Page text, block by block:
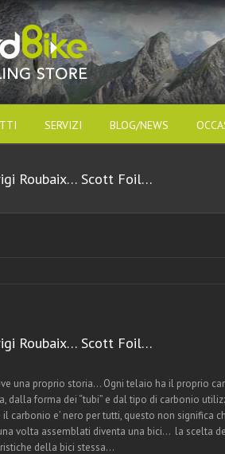
SERVIZI BLOG/NEWS
Roubaix… Scott Foil…
Roubaix… Scott Foil…
una proprio storia… Ogni telaio ha il proprio
dalla forma dei “tubi” e dal tipo di carbonio
carbonio e’ nero per tutti, questo non significa
volta assemblati diventa una bici… la scelta
della bici stessa…